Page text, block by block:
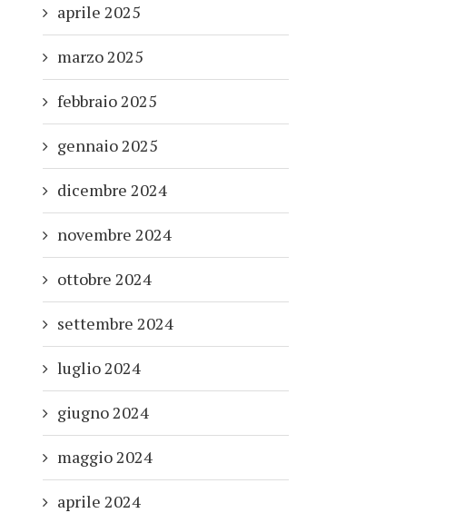
aprile 2025
marzo 2025
febbraio 2025
gennaio 2025
dicembre 2024
novembre 2024
ottobre 2024
settembre 2024
luglio 2024
giugno 2024
maggio 2024
aprile 2024